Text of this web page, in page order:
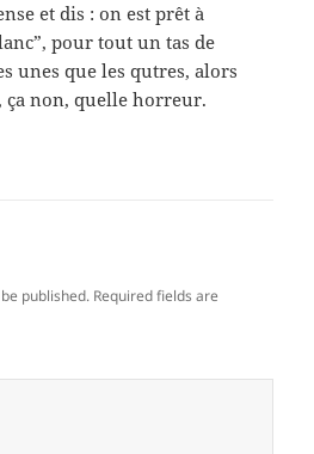
et dis : on est prêt à
pour tout un tas de
unes que les qutres, alors
ça non, quelle horreur.
published. Required fields are